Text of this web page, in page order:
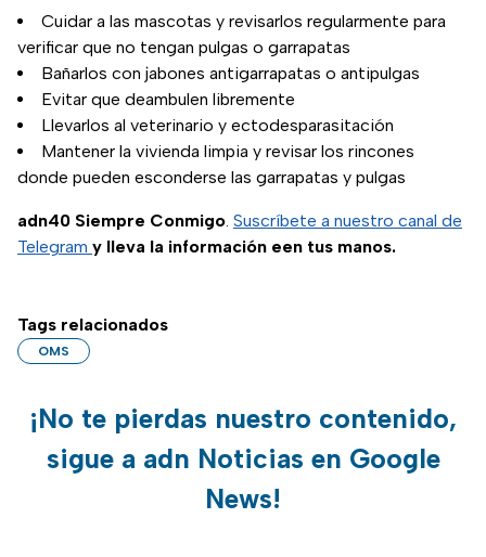
Cuidar a las mascotas y revisarlos regularmente para
verificar que no tengan pulgas o garrapatas
Bañarlos con jabones antigarrapatas o antipulgas
Evitar que deambulen libremente
Llevarlos al veterinario y ectodesparasitación
Mantener la vivienda limpia y revisar los rincones
donde pueden esconderse las garrapatas y pulgas
adn40 Siempre Conmigo. Suscríbete a nuestro canal de
Telegram y lleva la información een tus manos.
Tags relacionados
OMS
¡No te pierdas nuestro contenido,
sigue a adn Noticias en Google
News!